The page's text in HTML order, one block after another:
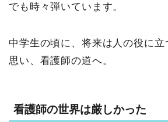
でも時々弾いています。
中学生の頃に、将来は人の役に立
思い、看護師の道へ。
看護師の世界は厳しかった